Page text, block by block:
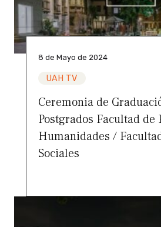
8 de Mayo de 2024
UAH TV
Ceremonia de
Postgrados Facultad de
Humanidades /
Sociales